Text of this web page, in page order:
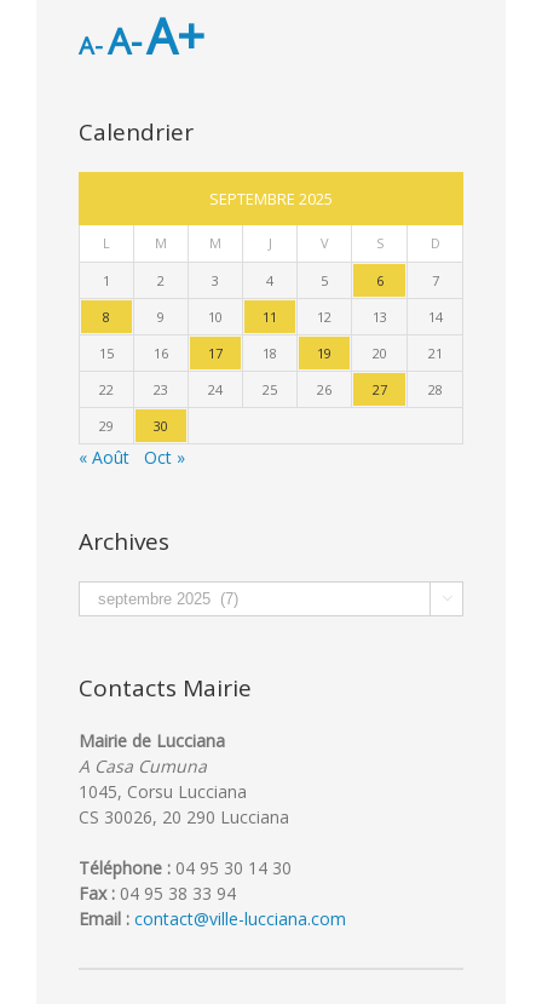
A-A-A+
Calendrier
SEPTEMBRE 2025
L M M J V S D
1 2 3 4 5 6
7
8
9 10 11 12 13
14
15
16 17 18 19 20
21
22
23 24 25 26 27
28
29
30
« Août Oct »
Archives
Archives 
Contacts Mairie
Mairie de Lucciana
A Casa Cumuna
1045, Corsu Lucciana
CS 30026, 20 290 Lucciana
Téléphone : 04 95 30 14 30
Fax : 04 95 38 33 94
Email : contact@ville-lucciana.com